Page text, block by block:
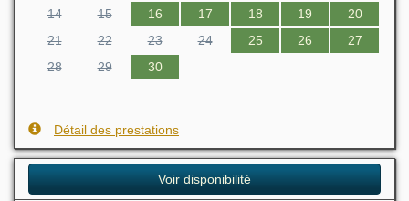
14
15 16 17 18 19
20
21
22 23 24 25 26
27
28
29 30
Détail des prestations
Voir disponibilité